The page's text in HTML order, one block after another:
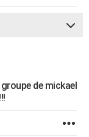
de mickael